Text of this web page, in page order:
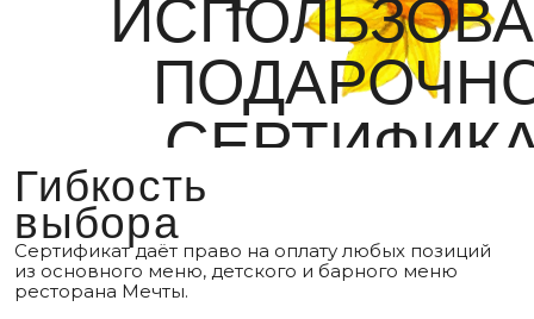
Возврат и
обмен
Сертификат не подлежит обмену на денежные
средства. В случае утери физического носителя
сертификат, к сожалению, не восстанавливается.
Оплата
физический сертификат (или его электронную
версию) сотруднику ресторана перед расчетом.
Сумма